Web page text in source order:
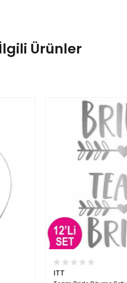
Ürünler
ITT